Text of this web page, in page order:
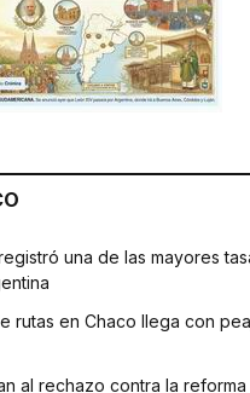
una de las mayores
rutas en Chaco llega con
al rechazo contra la